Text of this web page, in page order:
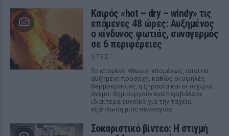
Καιρός «hot – dry – windy» τις
επόμενες 48 ώρες: Αυξημένος
ο κίνδυνος φωτιάς, συναγερμός
σε 6 περιφέρειες
ΧΤΕΣ
Το επόμενο 48ωρο, επομένως, απαιτεί
αυξημένη προσοχή, καθώς οι υψηλές
θερμοκρασίες, η ξηρασία και οι ισχυροί
άνεμοι δημιουργούν ένα περιβάλλον
ιδιαίτερα ευνοϊκό για την ταχεία
εξάπλωση μιας πυρκαγιάς
Σοκαριστικό βίντεο: Η στιγμή